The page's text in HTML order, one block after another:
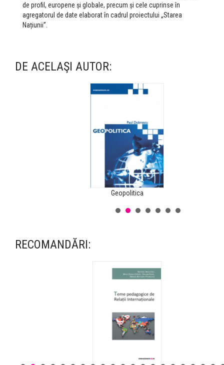
de profil, europene și globale, precum și cele cuprinse în
agregatorul de date elaborat în cadrul proiectului „Starea
Națiunii”.
DE ACELAŞI AUTOR:
Geopolitica
RECOMANDĂRI: